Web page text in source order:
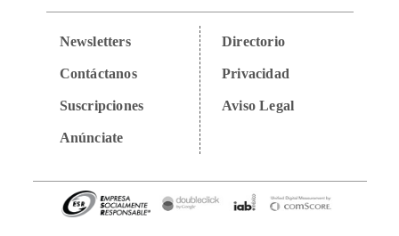
Newsletters
Contáctanos
Suscripciones
Anúnciate
Directorio
Privacidad
Aviso Legal